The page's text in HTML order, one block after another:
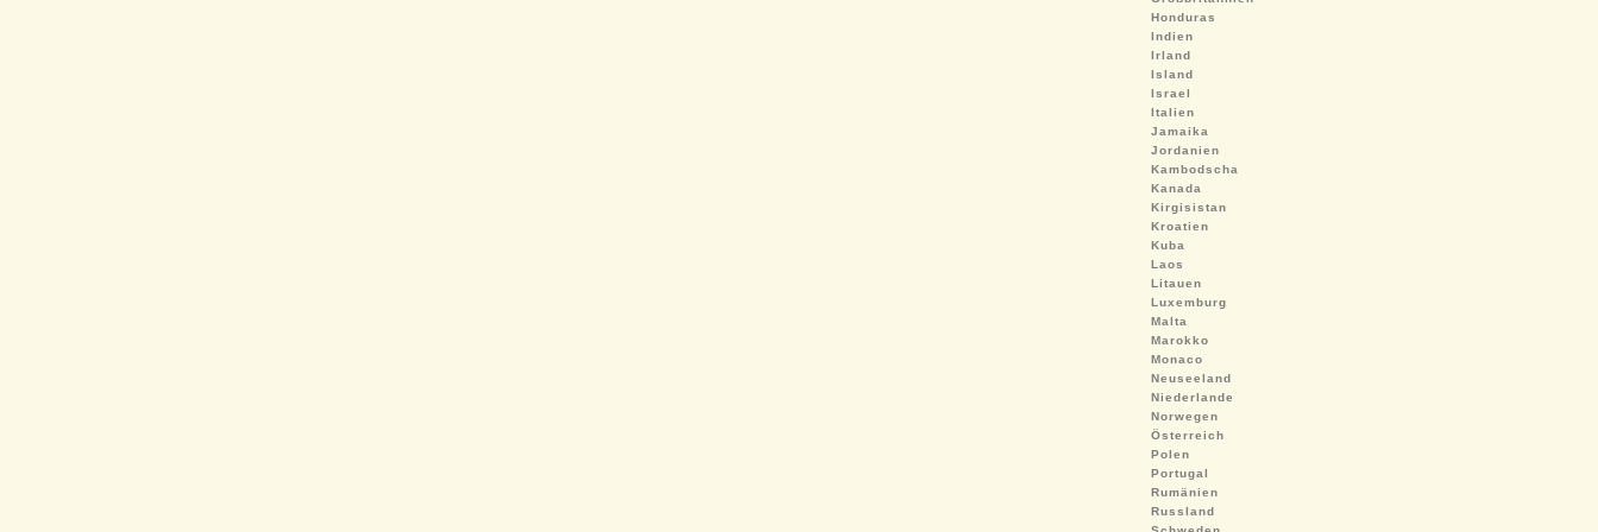
Honduras
Indien
Irland
Island
Israel
Italien
Jamaika
Jordanien
Kambodscha
Kanada
Kirgisistan
Kroatien
Kuba
Laos
Litauen
Luxemburg
Malta
Marokko
Monaco
Neuseeland
Niederlande
Norwegen
Österreich
Polen
Portugal
Rumänien
Russland